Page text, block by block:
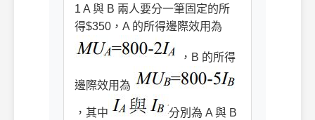
1 A 與 B 兩人要分一筆固定的所
得$350，A 的所得邊際效用為
，B 的所得
邊際效用為
，其中
分別為 A 與 B